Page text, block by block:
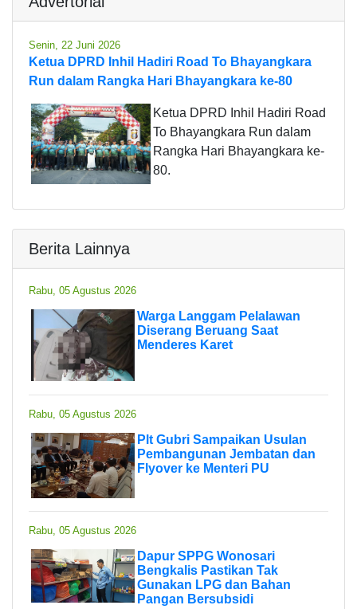
Senin, 22 Juni 2026
Ketua DPRD Inhil Hadiri Road To Bhayangkara
Run dalam Rangka Hari Bhayangkara ke-80
Ketua DPRD Inhil Hadiri Road
To Bhayangkara Run dalam
Rangka Hari Bhayangkara ke-
80.
Berita Lainnya
Rabu, 05 Agustus 2026
Warga Langgam Pelalawan
Diserang Beruang Saat
Menderes Karet
Rabu, 05 Agustus 2026
Plt Gubri Sampaikan Usulan
Pembangunan Jembatan dan
Flyover ke Menteri PU
Rabu, 05 Agustus 2026
Dapur SPPG Wonosari
Bengkalis Pastikan Tak
Gunakan LPG dan Bahan
Pangan Bersubsidi